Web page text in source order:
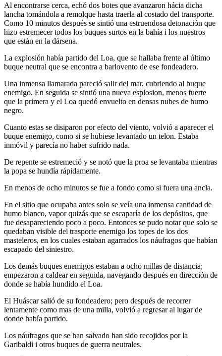
Al encontrarse cerca, echó dos botes que avanzaron hácia dicha
lancha tomándola a remolque hasta traerla al costado del transporte.
Como 10 minutos después se sintió una estruendosa detonación que
hizo estremecer todos los buques surtos en la bahía i los nuestros
que están en la dársena.
La explosión había partido del Loa, que se hallaba frente al último
buque neutral que se encontra a barlovento de ese fondeadero.
Una inmensa llamarada pareció salir del mar, cubriendo al buque
enemigo. En seguida se sintió una nueva esplosion, menos fuerte
que la primera y el Loa quedó envuelto en densas nubes de humo
negro.
Cuanto estas se disiparon por efecto del viento, volvió a aparecer el
buque enemigo, como si se hubiese levantado un telon. Estaba
inmóvil y parecía no haber sufrido nada.
De repente se estremeció y se notó que la proa se levantaba mientras
la popa se hundía rápidamente.
En menos de ocho minutos se fue a fondo como si fuera una ancla.
En el sitio que ocupaba antes solo se veía una inmensa cantidad de
humo blanco, vapor quizás que se escaparía de los depósitos, que
fue desapareciendo poco a poco. Entonces se pudo notar que solo se
quedaban visible del trasporte enemigo los topes de los dos
masteleros, en los cuales estaban agarrados los náufragos que habían
escapado del siniestro.
Los demás buques enemigos estaban a ocho millas de distancia;
empezaron a caldear en seguida, navegando después en dirección de
donde se había hundido el Loa.
El Huáscar salió de su fondeadero; pero después de recorrer
lentamente como mas de una milla, volvió a regresar al lugar de
donde había partido.
Los náufragos que se han salvado han sido recojidos por la
Garibaldi i otros buques de guerra neutrales.